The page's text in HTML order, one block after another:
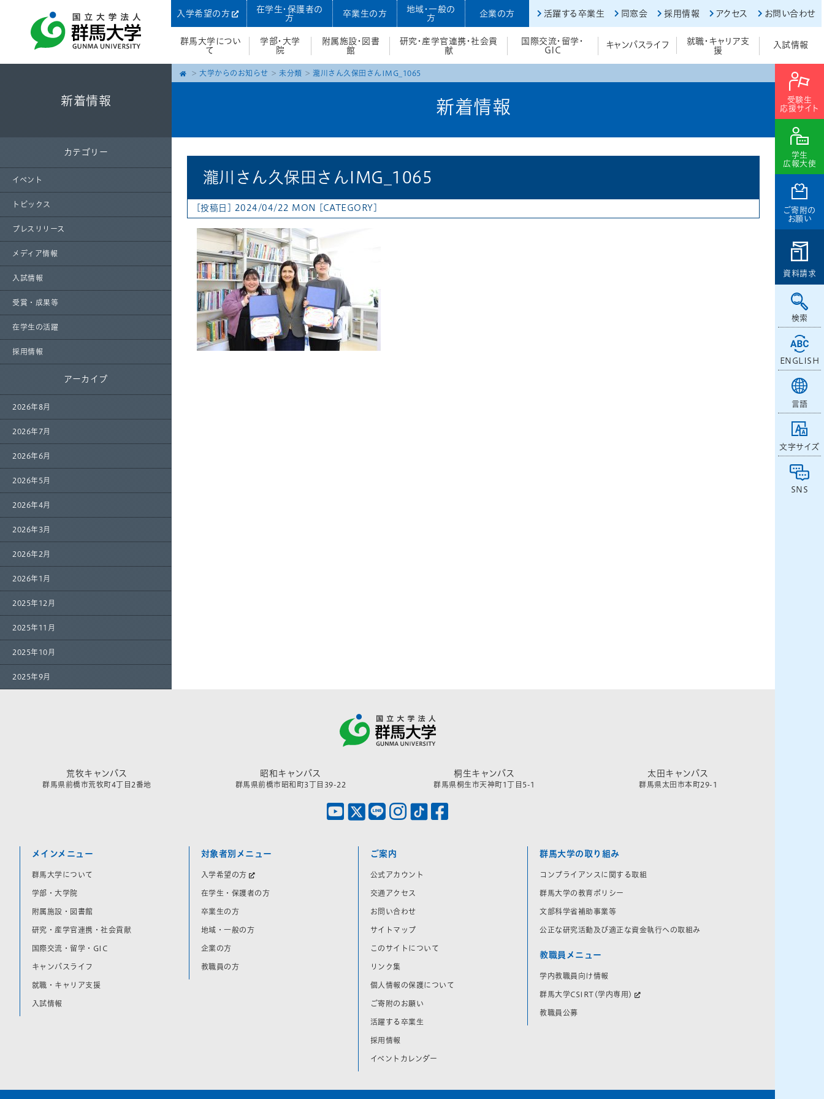
入学希望の方
在学生・保護者の
方
卒業生の方
地域・一般の
方
企業の方 活躍する卒業生 同窓会 採用情報 アクセス お問い合わせ
群馬大学につい
て
学部・大学
院
附属施設・図書
館
研究・産学官連携・社会貢
献
国際交流・留学・
GIC
キャンパスライフ
就職・キャリア支
援
入試情報
受験生
応援サイト
学生
広報大使
ご寄附の
お願い
資料請求
検索
ENGLISH
言語
文字サイズ
SNS
新着情報
カテゴリー
イベント
トピックス
プレスリリース
メディア情報
入試情報
受賞・成果等
在学生の活躍
採用情報
アーカイブ
2026年8月
2026年7月
2026年6月
2026年5月
2026年4月
2026年3月
2026年2月
2026年1月
2025年12月
2025年11月
2025年10月
2025年9月
大学からのお知らせ 未分類 瀧川さん久保田さんIMG_1065
新着情報
瀧川さん久保田さんIMG_1065
[投稿日] 2024/04/22 MON [CATEGORY]
荒牧キャンパス
群馬県前橋市荒牧町4丁目2番地
昭和キャンパス
群馬県前橋市昭和町3丁目39-22
桐生キャンパス
群馬県桐生市天神町1丁目5-1
太田キャンパス
群馬県太田市本町29-1
メインメニュー
群馬大学について
学部・大学院
附属施設・図書館
研究・産学官連携・社会貢献
国際交流・留学・GIC
キャンパスライフ
就職・キャリア支援
入試情報
対象者別メニュー
入学希望の方
在学生・保護者の方
卒業生の方
地域・一般の方
企業の方
教職員の方
ご案内
公式アカウント
交通アクセス
お問い合わせ
サイトマップ
このサイトについて
リンク集
個人情報の保護について
ご寄附のお願い
活躍する卒業生
採用情報
イベントカレンダー
群馬大学の取り組み
コンプライアンスに関する取組
群馬大学の教育ポリシー
文部科学省補助事業等
公正な研究活動及び適正な資金執行への取組み
教職員メニュー
学内教職員向け情報
群馬大学CSIRT(学内専用)
教職員公募